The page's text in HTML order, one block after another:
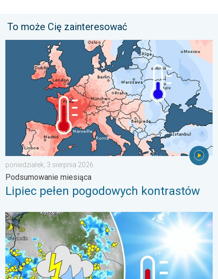
To może Cię zainteresować
Lipiec pełen pogodowych kontrastów. Podsumowanie
poniedziałek, 3 sierpnia 2026
Podsumowanie miesiąca
Lipiec pełen pogodowych kontrastów
Silny upał i gwałtowne burze. Niebezpieczna mieszanka. . .